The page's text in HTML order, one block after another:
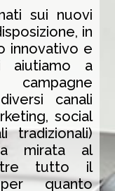
sui nuovi
in
innovativo e
aiutiamo a
canali
social
tradizionali)
mirata al
tutto il
quanto